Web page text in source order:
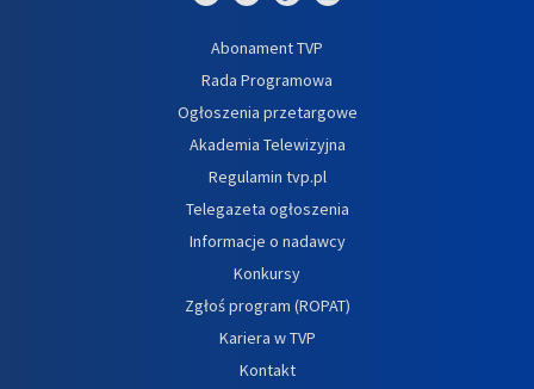
Abonament TVP
Rada Programowa
Ogłoszenia przetargowe
Akademia Telewizyjna
Regulamin tvp.pl
Telegazeta ogłoszenia
Informacje o nadawcy
Konkursy
Zgłoś program (ROPAT)
Kariera w TVP
Kontakt